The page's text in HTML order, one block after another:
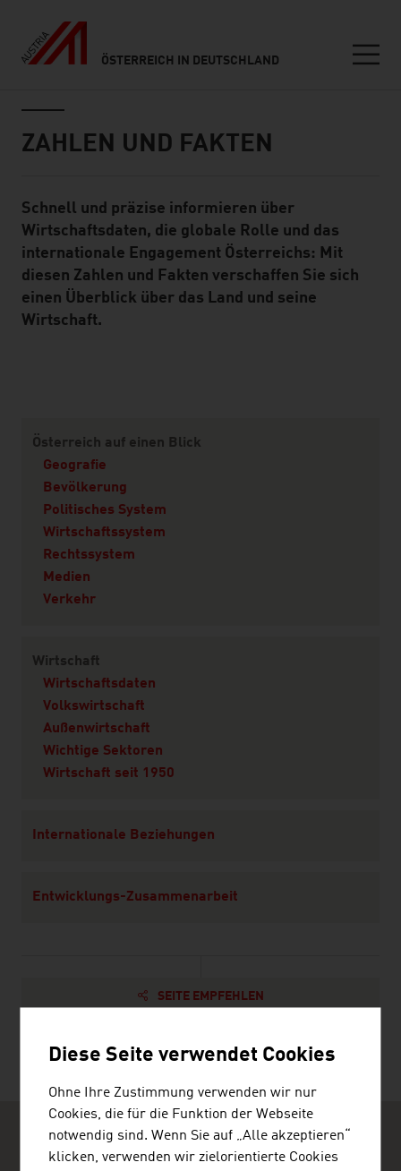
ÖSTERREICH IN DEUTSCHLAND
ZAHLEN UND FAKTEN
Standard Content Module
Schnell und präzise informieren über
Wirtschaftsdaten, die globale Rolle und das
internationale Engagement Österreichs: Mit
diesen Zahlen und Fakten verschaffen Sie sich
einen Überblick über das Land und seine
Wirtschaft.
Österreich auf einen Blick
Geografie
Bevölkerung
Politisches System
Wirtschaftssystem
Rechtssystem
Medien
Verkehr
Wirtschaft
Wirtschaftsdaten
Volkswirtschaft
Außenwirtschaft
Wichtige Sektoren
Wirtschaft seit 1950
Internationale Beziehungen
Entwicklungs-Zusammenarbeit
SEITE EMPFEHLEN
Diese Seite verwendet Cookies
Ohne Ihre Zustimmung verwenden wir nur
Cookies, die für die Funktion der Webseite
notwendig sind. Wenn Sie auf „Alle akzeptieren“
klicken, verwenden wir zielorientierte Cookies